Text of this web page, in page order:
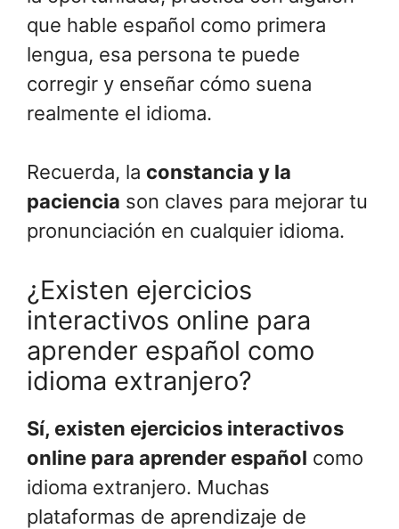
que hable español como primera
lengua, esa persona te puede
corregir y enseñar cómo suena
realmente el idioma.
Recuerda, la constancia y la
paciencia son claves para mejorar tu
pronunciación en cualquier idioma.
¿Existen ejercicios
interactivos online para
aprender español como
idioma extranjero?
Sí, existen ejercicios interactivos
online para aprender español como
idioma extranjero. Muchas
plataformas de aprendizaje de